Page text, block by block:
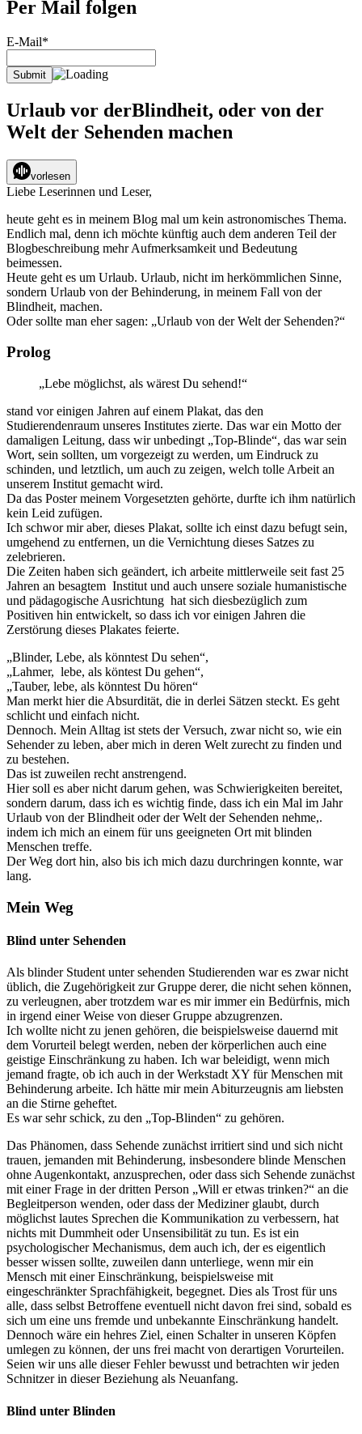
Per Mail folgen
E-Mail*
Urlaub vor derBlindheit, oder von der
Welt der Sehenden machen
vorlesen
Liebe Leserinnen und Leser,
heute geht es in meinem Blog mal um kein astronomisches Thema.
Endlich mal, denn ich möchte künftig auch dem anderen Teil der
Blogbeschreibung mehr Aufmerksamkeit und Bedeutung
beimessen.
Heute geht es um Urlaub. Urlaub, nicht im herkömmlichen Sinne,
sondern Urlaub von der Behinderung, in meinem Fall von der
Blindheit, machen.
Oder sollte man eher sagen: „Urlaub von der Welt der Sehenden?“
Prolog
„Lebe möglichst, als wärest Du sehend!“
stand vor einigen Jahren auf einem Plakat, das den
Studierendenraum unseres Institutes zierte. Das war ein Motto der
damaligen Leitung, dass wir unbedingt „Top-Blinde“, das war sein
Wort, sein sollten, um vorgezeigt zu werden, um Eindruck zu
schinden, und letztlich, um auch zu zeigen, welch tolle Arbeit an
unserem Institut gemacht wird.
Da das Poster meinem Vorgesetzten gehörte, durfte ich ihm natürlich
kein Leid zufügen.
Ich schwor mir aber, dieses Plakat, sollte ich einst dazu befugt sein,
umgehend zu entfernen, un die Vernichtung dieses Satzes zu
zelebrieren.
Die Zeiten haben sich geändert, ich arbeite mittlerweile seit fast 25
Jahren an besagtem Institut und auch unsere soziale humanistische
und pädagogische Ausrichtung hat sich diesbezüglich zum
Positiven hin entwickelt, so dass ich vor einigen Jahren die
Zerstörung dieses Plakates feierte.
„Blinder, Lebe, als könntest Du sehen“,
„Lahmer, lebe, als köntest Du gehen“,
„Tauber, lebe, als könntest Du hören“
Man merkt hier die Absurdität, die in derlei Sätzen steckt. Es geht
schlicht und einfach nicht.
Dennoch. Mein Alltag ist stets der Versuch, zwar nicht so, wie ein
Sehender zu leben, aber mich in deren Welt zurecht zu finden und
zu bestehen.
Das ist zuweilen recht anstrengend.
Hier soll es aber nicht darum gehen, was Schwierigkeiten bereitet,
sondern darum, dass ich es wichtig finde, dass ich ein Mal im Jahr
Urlaub von der Blindheit oder der Welt der Sehenden nehme,.
indem ich mich an einem für uns geeigneten Ort mit blinden
Menschen treffe.
Der Weg dort hin, also bis ich mich dazu durchringen konnte, war
lang.
Mein Weg
Blind unter Sehenden
Als blinder Student unter sehenden Studierenden war es zwar nicht
üblich, die Zugehörigkeit zur Gruppe derer, die nicht sehen können,
zu verleugnen, aber trotzdem war es mir immer ein Bedürfnis, mich
in irgend einer Weise von dieser Gruppe abzugrenzen.
Ich wollte nicht zu jenen gehören, die beispielsweise dauernd mit
dem Vorurteil belegt werden, neben der körperlichen auch eine
geistige Einschränkung zu haben. Ich war beleidigt, wenn mich
jemand fragte, ob ich auch in der Werkstadt XY für Menschen mit
Behinderung arbeite. Ich hätte mir mein Abiturzeugnis am liebsten
an die Stirne geheftet.
Es war sehr schick, zu den „Top-Blinden“ zu gehören.
Das Phänomen, dass Sehende zunächst irritiert sind und sich nicht
trauen, jemanden mit Behinderung, insbesondere blinde Menschen
ohne Augenkontakt, anzusprechen, oder dass sich Sehende zunächst
mit einer Frage in der dritten Person „Will er etwas trinken?“ an die
Begleitperson wenden, oder dass der Mediziner glaubt, durch
möglichst lautes Sprechen die Kommunikation zu verbessern, hat
nichts mit Dummheit oder Unsensibilität zu tun. Es ist ein
psychologischer Mechanismus, dem auch ich, der es eigentlich
besser wissen sollte, zuweilen dann unterliege, wenn mir ein
Mensch mit einer Einschränkung, beispielsweise mit
eingeschränkter Sprachfähigkeit, begegnet. Dies als Trost für uns
alle, dass selbst Betroffene eventuell nicht davon frei sind, sobald es
sich um eine uns fremde und unbekannte Einschränkung handelt.
Dennoch wäre ein hehres Ziel, einen Schalter in unseren Köpfen
umlegen zu können, der uns frei macht von derartigen Vorurteilen.
Seien wir uns alle dieser Fehler bewusst und betrachten wir jeden
Schnitzer in dieser Beziehung als Neuanfang.
Blind unter Blinden